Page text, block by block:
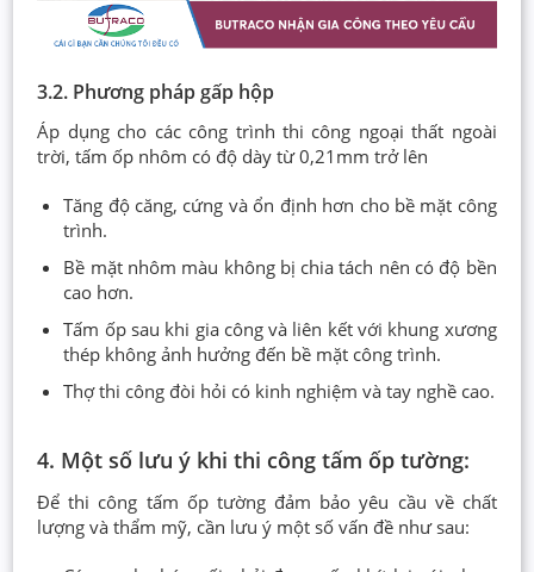
3.2. Phương pháp gấp hộp
Áp dụng cho các công trình thi công ngoại thất ngoài
trời, tấm ốp nhôm có độ dày từ 0,21mm trở lên
Tăng độ căng, cứng và ổn định hơn cho bề mặt công
trình.
Bề mặt nhôm màu không bị chia tách nên có độ bền
cao hơn.
Tấm ốp sau khi gia công và liên kết với khung xương
thép không ảnh hưởng đến bề mặt công trình.
Thợ thi công đòi hỏi có kinh nghiệm và tay nghề cao.
4. Một số lưu ý khi thi công tấm ốp tường:
Để thi công tấm ốp tường đảm bảo yêu cầu về chất
lượng và thẩm mỹ, cần lưu ý một số vấn đề như sau: